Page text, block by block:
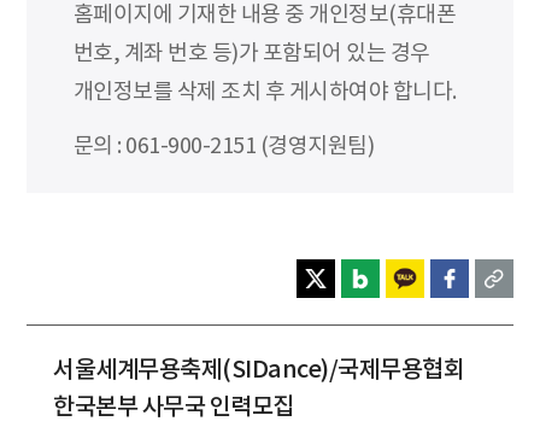
홈페이지에 기재한 내용 중 개인정보(휴대폰
번호, 계좌 번호 등)가 포함되어 있는 경우
개인정보를 삭제 조치 후 게시하여야 합니다.
문의 : 061-900-2151 (경영지원팀)
서울세계무용축제(SIDance)/국제무용협회
한국본부 사무국 인력모집